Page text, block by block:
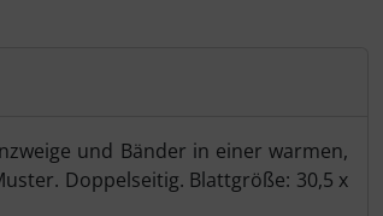
und Bänder in einer warmen,
Doppelseitig. Blattgröße: 30,5 x